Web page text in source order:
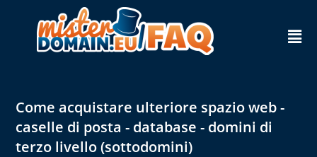
Come acquistare ulteriore spazio web -
caselle di posta - database - domini di
terzo livello (sottodomini)